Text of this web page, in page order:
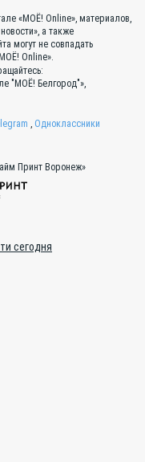
«МОЁ! Online», материалов,
а также
могут не совпадать
Online».
"МОЁ! Белгород"»,
Одноклассники
Принт Воронеж»
сегодня